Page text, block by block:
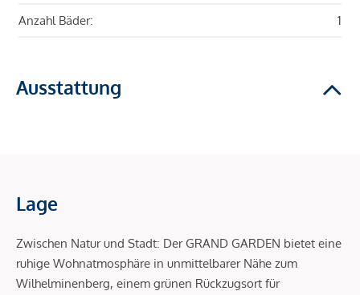
Anzahl Bäder: 1
Ausstattung
Lage
Zwischen Natur und Stadt: Der GRAND GARDEN bietet eine
ruhige Wohnatmosphäre in unmittelbarer Nähe zum
Wilhelminenberg, einem grünen Rückzugsort für